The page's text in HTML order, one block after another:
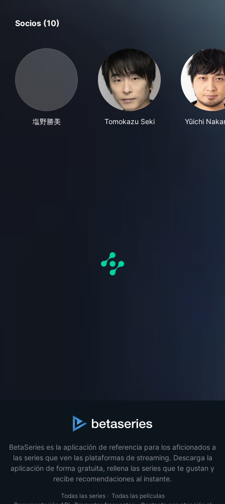
Socios (10)
塩野勝美 Tomokazu Seki Yūichi
BetaSeries es la aplicación de referencia para los aficionados a
las series que ven las plataformas de streaming. Descarga la
aplicación de forma gratuita, rellena las series que te gustan y
recibe recomendaciones al instante.
Todas las series· Todas las películas